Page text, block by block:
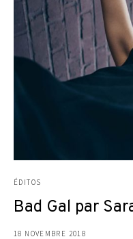
ÉDITOS
Bad Gal par
18 NOVEMBRE 2018